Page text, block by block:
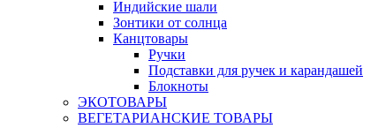
Индийские шали
Зонтики от солнца
Канцтовары
Ручки
Подставки для ручек и карандашей
Блокноты
ЭКОТОВАРЫ
ВЕГЕТАРИАНСКИЕ ТОВАРЫ